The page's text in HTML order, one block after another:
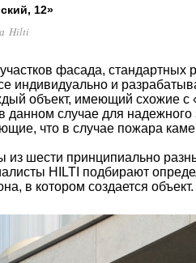
12»
Hilti
фасада, стандартных
индивидуально и
объект, имеющий схожие с
данном случае для
что в случае пожара
из шести принципиально
HILTI подбирают
в котором создается объект.